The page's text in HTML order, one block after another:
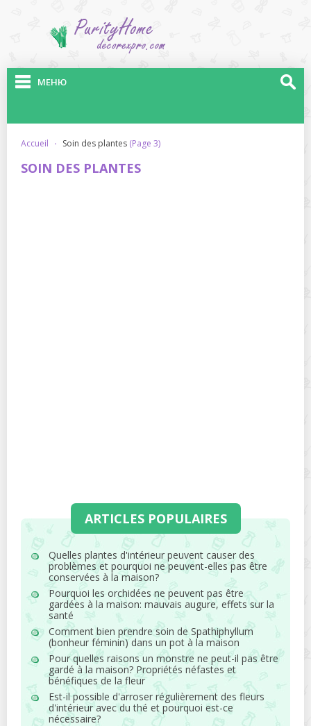
МЕНЮ
accueil · soin des plantes (Page 3)
SOIN DES PLANTES
ARTICLES POPULAIRES
Quelles plantes d'intérieur peuvent causer des
problèmes et pourquoi ne peuvent-elles pas être
conservées à la maison?
Pourquoi les orchidées ne peuvent pas être
gardées à la maison: mauvais augure, effets sur la
santé
Comment bien prendre soin de Spathiphyllum
(bonheur féminin) dans un pot à la maison
Pour quelles raisons un monstre ne peut-il pas être
gardé à la maison? Propriétés néfastes et
bénéfiques de la fleur
Est-il possible d'arroser régulièrement des fleurs
d'intérieur avec du thé et pourquoi est-ce
nécessaire?